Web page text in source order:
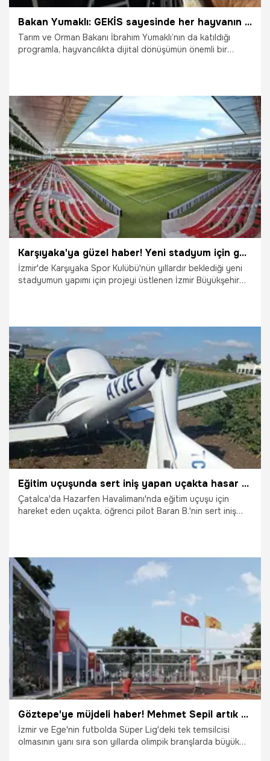
Bakan Yumaklı: GEKİS sayesinde her hayvanın dijital bir kimliği olacak
Tarım ve Orman Bakanı İbrahim Yumaklı’nın da katıldığı
programla, hayvancılıkta dijital dönüşümün önemli bir
Doğumundan başlayıp; aşıları, sağlık kayıtları, hareketleri,
satış ve kesim süreçleri artık güvenli bir şekilde elektronik
ortamda takip edilecek" dedi.
7.08.2026 Gündem
Karşıyaka'ya güzel haber! Yeni stadyum için geri sayım başladı
İzmir'de Karşıyaka Spor Kulübü'nün yıllardır beklediği yeni
stadyumun yapımı için projeyi üstlenen İzmir Büyükşehir
7.08.2026 Şampiy10
Eğitim uçuşunda sert iniş yapan uçakta hasar oluştu
Çatalca'da Hazarfen Havalimanı'nda eğitim uçuşu için
hareket eden uçakta, öğrenci pilot Baran B.'nin sert iniş
6.08.2026
Göztepe'ye müjdeli haber! Mehmet Sepil artık gün sayıyor
İzmir ve Ege'nin futbolda Süper Lig'deki tek temsilcisi
olmasının yanı sıra son yıllarda olimpik branşlarda büyük